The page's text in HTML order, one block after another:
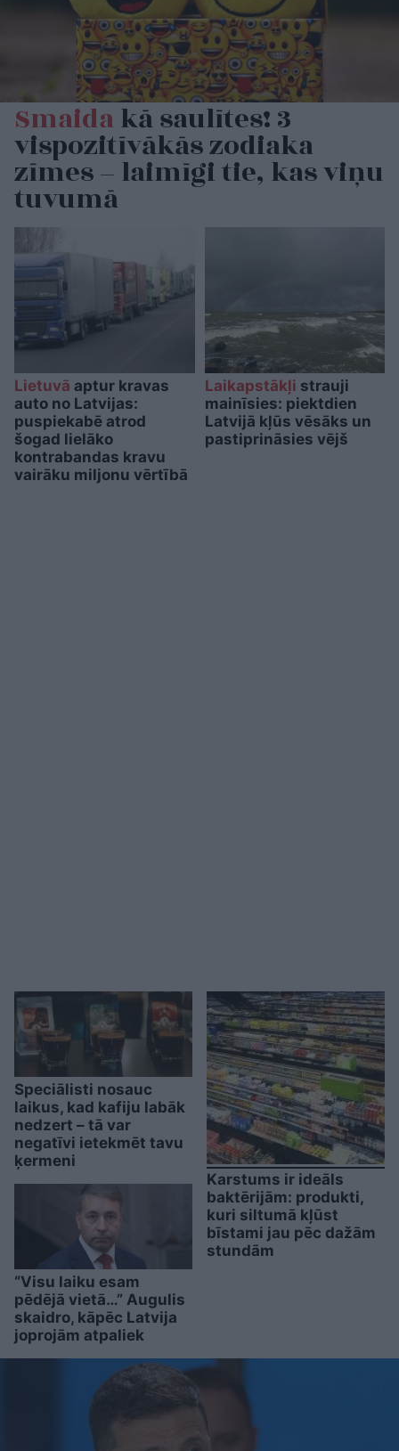
Smaidakā saulītes! 3
vispozitīvākās zodiaka
zīmes – laimīgi tie, kas viņu
tuvumā
Lietuvā aptur kravas
auto no Latvijas:
puspiekabē atrod
šogad lielāko
kontrabandas kravu
vairāku miljonu vērtībā
Laikapstākļi strauji
mainīsies: piektdien
Latvijā kļūs vēsāks un
pastiprināsies vējš
Speciālisti nosauc
laikus, kad kafiju labāk
nedzert – tā var
negatīvi ietekmēt tavu
ķermeni
“Visu laiku esam
pēdējā vietā…” Augulis
skaidro, kāpēc Latvija
joprojām atpaliek
Karstums ir ideāls
baktērijām: produkti,
kuri siltumā kļūst
bīstami jau pēc dažām
stundām